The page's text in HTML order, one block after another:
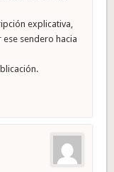
explicativa,
sendero hacia